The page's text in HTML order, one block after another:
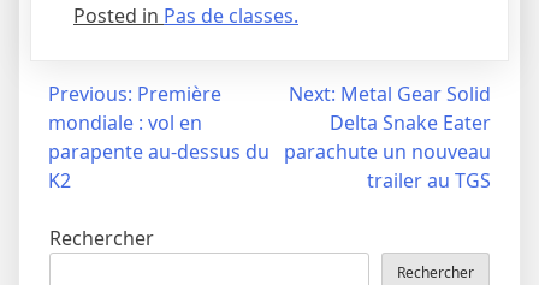
Posted in Pas de classes.
Navigation
l’article
Previous: Première
mondiale : vol en
parapente au-dessus du
K2
Next: Metal Gear Solid
Delta Snake Eater
parachute un nouveau
trailer au TGS
Rechercher
Rechercher